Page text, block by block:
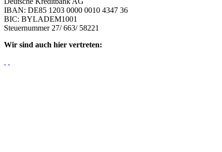
IBAN: DE85 1203 0000 0010 4347 36
BIC: BYLADEM1001
Steuernummer 27/ 663/ 58221
Wir sind auch hier vertreten: